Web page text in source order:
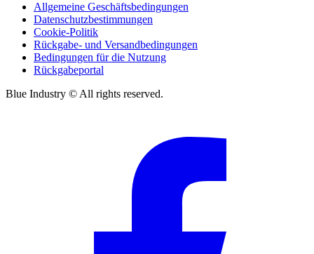
Allgemeine Geschäftsbedingungen
Datenschutzbestimmungen
Cookie-Politik
Rückgabe- und Versandbedingungen
Bedingungen für die Nutzung
Rückgabeportal
Blue Industry © All rights reserved.